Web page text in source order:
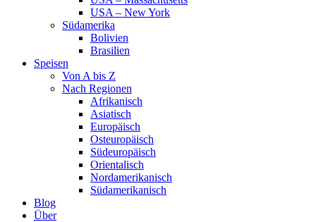
USA – New York
Südamerika
Bolivien
Brasilien
Speisen
Von A bis Z
Nach Regionen
Afrikanisch
Asiatisch
Europäisch
Osteuropäisch
Südeuropäisch
Orientalisch
Nordamerikanisch
Südamerikanisch
Blog
Über